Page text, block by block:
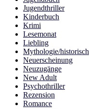
Jugendthriller
Kinderbuch
Krimi
Lesemonat
Liebling
Mythologie/historisch
Neuerscheinung
Neuzugänge
New Adult
Psychothriller
Rezension
Romance